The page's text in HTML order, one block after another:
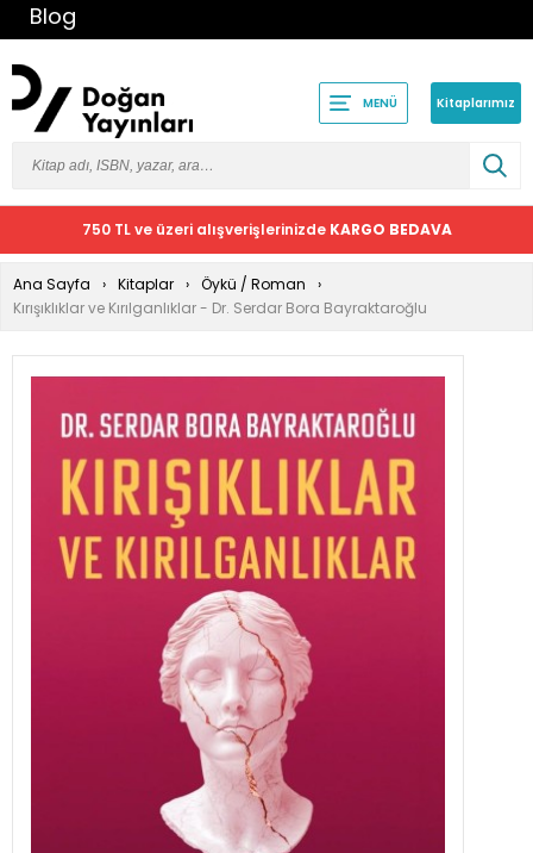
Blog
MENÜ Kitaplarımız
750 TL ve üzeri alışverişlerinizde KARGO BEDAVA
Ana Sayfa Kitaplar
Öykü / Roman
Kırışıklıklar ve Kırılganlıklar - Dr. Serdar Bora Bayraktaroğlu